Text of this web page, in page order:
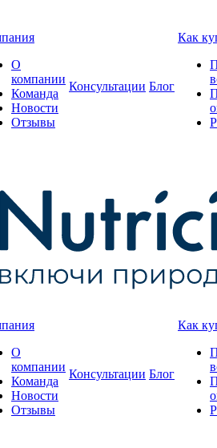
О
компании
Команда
Новости
Отзывы
Консультации Блог
Как
О
компании
Команда
Новости
Отзывы
Консультации Блог
Как